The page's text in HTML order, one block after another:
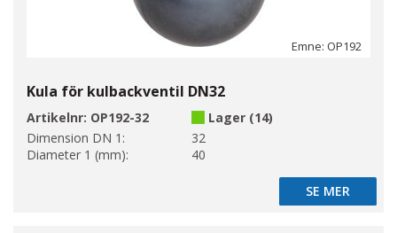
Emne: OP192
Kula för kulbackventil DN32
Artikelnr: OP192-32
Lager (14)
Dimension DN 1:
32
Diameter 1 (mm):
40
SE MER
SE MER